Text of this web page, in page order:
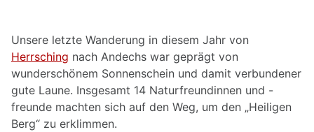
Unsere letzte Wanderung in diesem Jahr von
Herrsching nach Andechs war geprägt von
wunderschönem Sonnenschein und damit verbundener
gute Laune. Insgesamt 14 Naturfreundinnen und -
freunde machten sich auf den Weg, um den „Heiligen
Berg“ zu erklimmen.